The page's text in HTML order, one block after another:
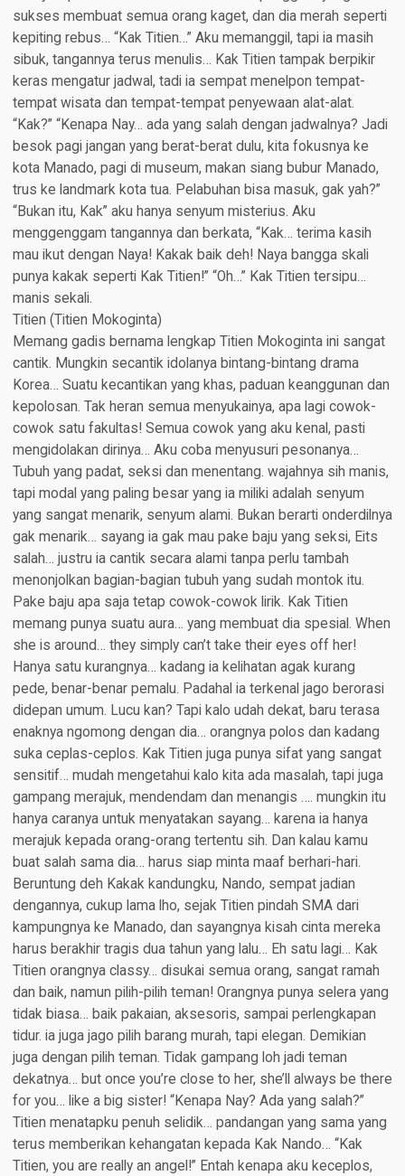
sukses membuat semua orang kaget, dan dia merah seperti
kepiting rebus… “Kak Titien…” Aku memanggil, tapi ia masih
sibuk, tangannya terus menulis… Kak Titien tampak berpikir
keras mengatur jadwal, tadi ia sempat menelpon tempat-
tempat wisata dan tempat-tempat penyewaan alat-alat.
“Kak?” “Kenapa Nay… ada yang salah dengan jadwalnya? Jadi
besok pagi jangan yang berat-berat dulu, kita fokusnya ke
kota Manado, pagi di museum, makan siang bubur Manado,
trus ke landmark kota tua. Pelabuhan bisa masuk, gak yah?”
“Bukan itu, Kak” aku hanya senyum misterius. Aku
menggenggam tangannya dan berkata, “Kak… terima kasih
mau ikut dengan Naya! Kakak baik deh! Naya bangga skali
punya kakak seperti Kak Titien!” “Oh…” Kak Titien tersipu…
manis sekali.
Titien (Titien Mokoginta)​
Memang gadis bernama lengkap Titien Mokoginta ini sangat
cantik. Mungkin secantik idolanya bintang-bintang drama
Korea… Suatu kecantikan yang khas, paduan keanggunan dan
kepolosan. Tak heran semua menyukainya, apa lagi cowok-
cowok satu fakultas! Semua cowok yang aku kenal, pasti
mengidolakan dirinya… Aku coba menyusuri pesonanya…
Tubuh yang padat, seksi dan menentang. wajahnya sih manis,
tapi modal yang paling besar yang ia miliki adalah senyum
yang sangat menarik, senyum alami. Bukan berarti onderdilnya
gak menarik… sayang ia gak mau pake baju yang seksi, Eits
salah… justru ia cantik secara alami tanpa perlu tambah
menonjolkan bagian-bagian tubuh yang sudah montok itu.
Pake baju apa saja tetap cowok-cowok lirik. Kak Titien
memang punya suatu aura… yang membuat dia spesial. When
she is around… they simply can’t take their eyes off her!
Hanya satu kurangnya… kadang ia kelihatan agak kurang
pede, benar-benar pemalu. Padahal ia terkenal jago berorasi
didepan umum. Lucu kan? Tapi kalo udah dekat, baru terasa
enaknya ngomong dengan dia… orangnya polos dan kadang
suka ceplas-ceplos. Kak Titien juga punya sifat yang sangat
sensitif… mudah mengetahui kalo kita ada masalah, tapi juga
gampang merajuk, mendendam dan menangis …. mungkin itu
hanya caranya untuk menyatakan sayang… karena ia hanya
merajuk kepada orang-orang tertentu sih. Dan kalau kamu
buat salah sama dia… harus siap minta maaf berhari-hari.
Beruntung deh Kakak kandungku, Nando, sempat jadian
dengannya, cukup lama lho, sejak Titien pindah SMA dari
kampungnya ke Manado, dan sayangnya kisah cinta mereka
harus berakhir tragis dua tahun yang lalu… Eh satu lagi… Kak
Titien orangnya classy… disukai semua orang, sangat ramah
dan baik, namun pilih-pilih teman! Orangnya punya selera yang
tidak biasa… baik pakaian, aksesoris, sampai perlengkapan
tidur. ia juga jago pilih barang murah, tapi elegan. Demikian
juga dengan pilih teman. Tidak gampang loh jadi teman
dekatnya… but once you’re close to her, she’ll always be there
for you… like a big sister! “Kenapa Nay? Ada yang salah?”
Titien menatapku penuh selidik… pandangan yang sama yang
terus memberikan kehangatan kepada Kak Nando… “Kak
Titien, you are really an angel!” Entah kenapa aku keceplos,